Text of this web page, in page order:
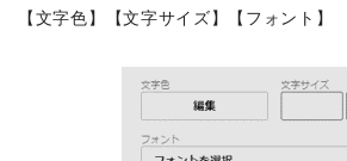
【文字色】【文字サイズ】【フォント】